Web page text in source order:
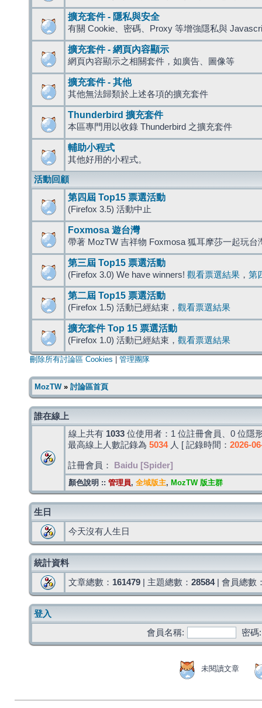
擴充套件 - 隱私與安全
有關 Cookie、密碼、Proxy 等增強隱私與
擴充套件 - 網頁內容顯示
網頁內容顯示之相關套件，如廣告、圖像等
擴充套件 - 其他
其他無法歸類於上述各項的擴充套件
Thunderbird 擴充套件
本區專門用以收錄 Thunderbird 之擴充套件
輔助小程式
其他好用的小程式。
活動回顧
第四屆 Top15 票選活動
(Firefox 3.5) 活動中止
Foxmosa 遊台灣
帶著 MozTW 吉祥物 Foxmosa 狐耳摩莎一起玩台
第三屆 Top15 票選活動
(Firefox 3.0) We have winners! 觀看票選結果 ， 第
第二屆 Top15 票選活動
(Firefox 1.5) 活動已經結束， 觀看票選結果
擴充套件 Top 15 票選活動
(Firefox 1.0) 活動已經結束， 觀看票選結果
刪除所有討論區 Cookies 管理團隊
MozTW» 討論區首頁
誰在線上
線上共有 1033 位使用者：1 位註冊會員、0 位隱
最高線上人數記錄為 5034人 [ 記錄時間： 2026-
註冊會員： Baidu [Spider]
顏色說明 :: 管理員, 全域版主, MozTW 版主群
生日
今天沒有人生日
統計資料
文章總數： 161479 | 主題總數： 28584| 會員總數
登入
會員名稱:
密碼:
未閱讀文章